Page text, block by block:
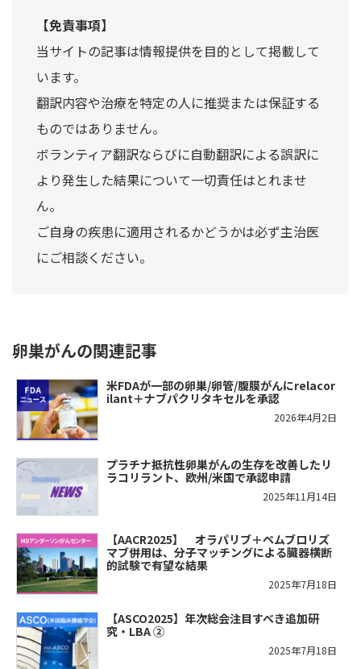
【免責事項】
当サイトの記事は情報提供を目的として掲載して
います。
翻訳内容や治療を特定の人に推奨または保証する
ものではありません。
ボランティア翻訳ならびに自動翻訳による誤訳に
より発生した結果について一切責任はとれませ
ん。
ご自身の疾患に適用されるかどうかは必ず主治医
にご相談ください。
卵巣がんの関連記事
米FDAが一部の卵巣/卵管/腹膜がんにrelacor
ilant＋ナブパクリタキセルを承認
2026年4月2日
プラチナ抵抗性卵巣がんの生存を改善したリ
ラコリラント、欧州/米国で承認申請
2025年11月14日
【AACR2025】 オラパリブ＋ペムブロリズ
マブ併用は、分子マッチングによる臓器横断
的試験で有望な結果
2025年7月18日
【ASCO2025】年次総会注目すべき追加研
究・LBA ②
2025年7月18日